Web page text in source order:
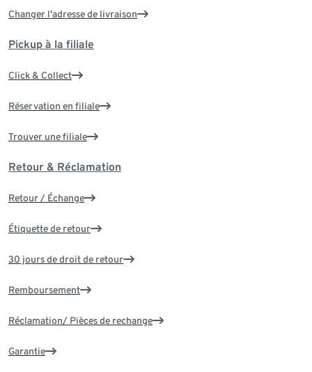
Changer l'adresse de livraison
Pickup à la filiale
Click & Collect
Réservation en filiale
Trouver une filiale
Retour & Réclamation
Retour / Échange
Étiquette de retour
30 jours de droit de retour
Remboursement
Réclamation/ Pièces de rechange
Garantie